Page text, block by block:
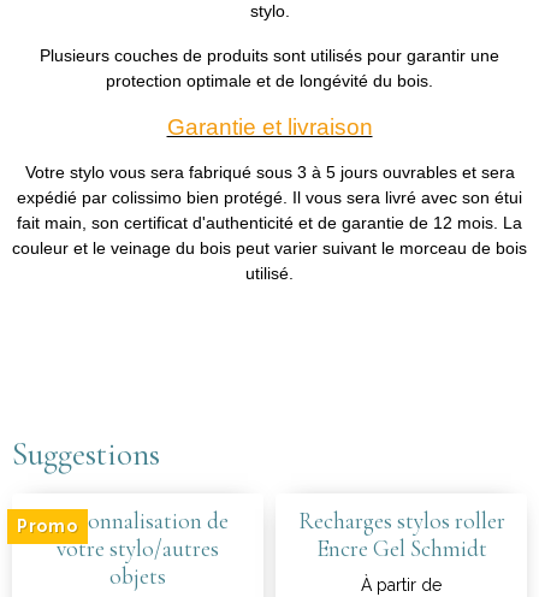
stylo.
Plusieurs couches de produits sont utilisés pour garantir une
protection optimale et de longévité du bois.
Garantie et livraison
Votre stylo vous sera fabriqué sous 3 à 5 jours ouvrables et sera
expédié par colissimo bien protégé. Il vous sera livré avec son étui
fait main, son certificat d'authenticité et de garantie de 12 mois. La
couleur et le veinage du bois peut varier suivant le morceau de bois
utilisé.
Suggestions
PromoPersonnalisation de
votre stylo/autres
objets
Recharges stylos roller
Encre Gel Schmidt
À partir de